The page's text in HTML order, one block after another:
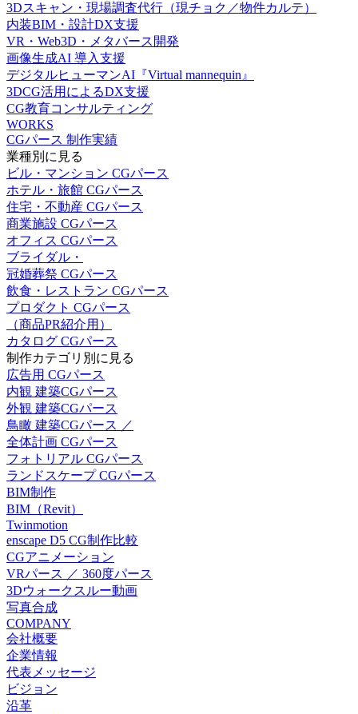
3Dスキャン・現場調査代行（現チョク／物件カルテ）
内装BIM・設計DX支援
VR・Web3D・メタバース開発
画像生成AI 導入支援
デジタルヒューマンAI『Virtual mannequin』
3DCG活用によるDX支援
CG教育コンサルティング
WORKS
CGパース 制作実績
業種別に見る
ビル・マンション CGパース
ホテル・旅館 CGパース
住宅・不動産 CGパース
商業施設 CGパース
オフィス CGパース
ブライダル・
冠婚葬祭 CGパース
飲食・レストラン CGパース
プロダクト CGパース
（商品PR紹介用）
カタログ CGパース
制作カテゴリ別に見る
広告用 CGパース
内観 建築CGパース
外観 建築CGパース
鳥瞰 建築CGパース ／
全体計画 CGパース
フォトリアル CGパース
ランドスケープ CGパース
BIM制作
BIM（Revit）
Twinmotion
enscape D5 CG制作比較
CGアニメーション
VRパース ／ 360度パース
3Dウォークスルー動画
写真合成
COMPANY
会社概要
企業情報
代表メッセージ
ビジョン
沿革